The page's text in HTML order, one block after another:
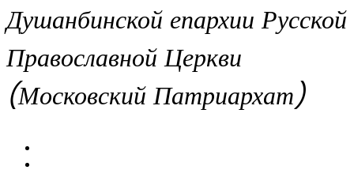
Душанбинской епархии Русской
Православной Церкви
(Московский Патриархат)